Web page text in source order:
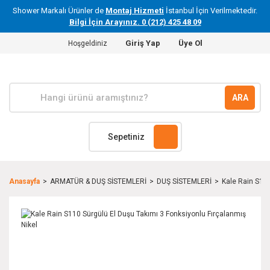
Shower Markalı Ürünler de Montaj Hizmeti İstanbul İçin Verilmektedir.
Bilgi İçin Arayınız. 0 (212) 425 48 09
Hoşgeldiniz Giriş Yap Üye Ol
ARA
Sepetiniz
Anasayfa ARMATÜR & DUŞ SİSTEMLERİ DUŞ SİSTEMLERİ Kale Rain